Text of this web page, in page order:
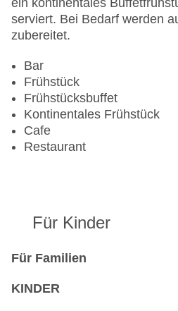
ein kontinentales
serviert. Bei Bedarf werden
zubereitet.
Bar
Frühstück
Frühstücksbuffet
Kontinentales Frühstück
Cafe
Restaurant
Für Kinder
Für Familien
KINDER